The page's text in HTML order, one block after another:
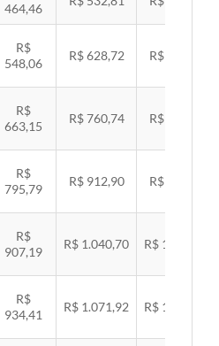
464,46
R$
548,06
R$ 628,72 R$ 647,89
R$
663,15
R$ 760,74 R$ 783,94
R$
795,79
R$ 912,90 R$ 940,74
R$
907,19
R$ 1.040,70 R$ 1.072,43
R$
934,41
R$ 1.071,92 R$ 1.104,60